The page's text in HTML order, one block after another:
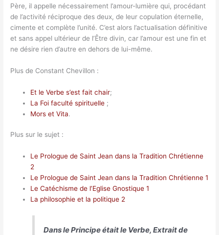
Père, il appelle nécessairement l’amour-lumière qui, procédant
de l’activité réciproque des deux, de leur copulation éternelle,
cimente et complète l’unité. C’est alors l’actualisation définitive
et sans appel ultérieur de l’Être divin, car l’amour est une fin et
ne désire rien d’autre en dehors de lui-même.
Plus de Constant Chevillon :
Et le Verbe s’est fait chair;
La Foi faculté spirituelle ;
Mors et Vita.
Plus sur le sujet :
Le Prologue de Saint Jean dans la Tradition Chrétienne
2
Le Prologue de Saint Jean dans la Tradition Chrétienne 1
Le Catéchisme de l’Eglise Gnostique 1
La philosophie et la politique 2
Dans le Principe était le Verbe, Extrait de